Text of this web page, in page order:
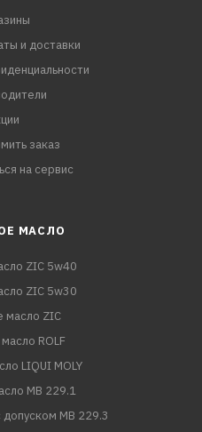
и доставки
заказ
на сервис
МАСЛО
ZIC 5w40
ZIC 5w30
масло ZIC
ROLF
LIQUI MOLY
MB 229.1
MB 229.3